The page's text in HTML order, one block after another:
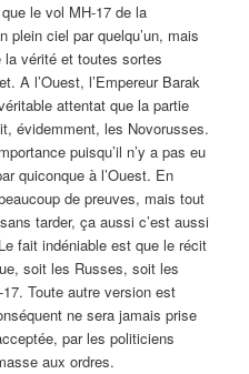
le vol MH-17 de la
plein ciel par quelqu’un, mais
vérité et toutes sortes
A l’Ouest, l’Empereur Barak
attentat que la partie
évidemment, les Novorusses.
puisqu’il n’y a pas eu
quiconque à l’Ouest. En
de preuves, mais tout
tarder, ça aussi c’est aussi
fait indéniable est que le récit
soit les Russes, soit les
Toute autre version est
ne sera jamais prise
par les politiciens
aux ordres.